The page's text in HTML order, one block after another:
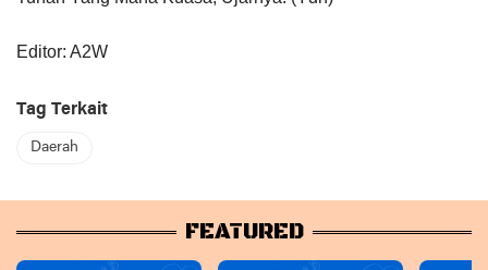
Editor: A2W
Tag Terkait
Daerah
FEATURED